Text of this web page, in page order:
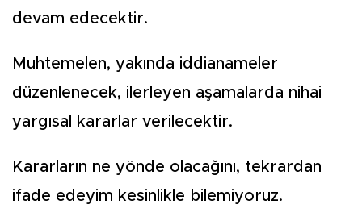
devam edecektir.
Muhtemelen, yakında iddianameler
düzenlenecek, ilerleyen aşamalarda nihai
yargısal kararlar verilecektir.
Kararların ne yönde olacağını, tekrardan
ifade edeyim kesinlikle bilemiyoruz.